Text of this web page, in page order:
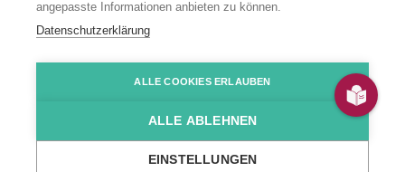
Altenpflege
Bildung & Ausbildung
Produkte & Services
Datenschutzerklärung
HinSchG-/LkSG-Hinweis JoDi Shop
© 2026 Johannes-Diakonie Mosbach
angepasste Informationen anbieten zu können.
Datenschutzerklärung
ALLE COOKIES ERLAUBEN
ALLE ABLEHNEN
EINSTELLUNGEN